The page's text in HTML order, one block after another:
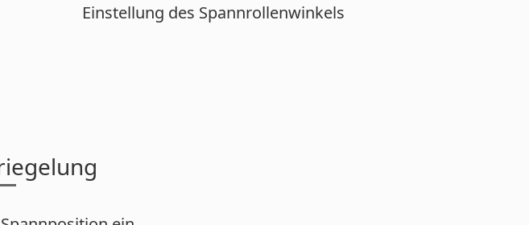
Einstellung des Spannrollenwinkels